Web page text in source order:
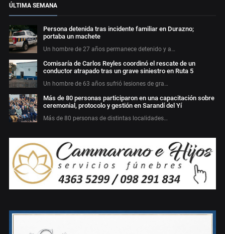
ÚLTIMA SEMANA
Persona detenida tras incidente familiar en Durazno;
portaba un machete
Un hombre de 27 años permanece detenido y a…
Comisaría de Carlos Reyles coordinó el rescate de un
conductor atrapado tras un grave siniestro en Ruta 5
Un hombre de 63 años sufrió lesiones de gra…
Más de 80 personas participaron en una capacitación sobre
ceremonial, protocolo y gestión en Sarandí del Yí
Más de 80 personas de distintas localidades…